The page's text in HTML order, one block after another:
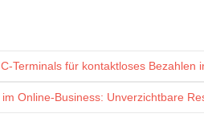
Terminals für kontaktloses Bezahlen
Online-Business: Unverzichtbare